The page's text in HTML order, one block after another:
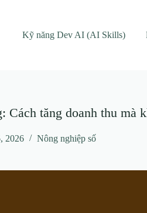
Kỹ năng Dev AI (AI Skills)
Cách tăng doanh thu mà
2026 Nông nghiệp số